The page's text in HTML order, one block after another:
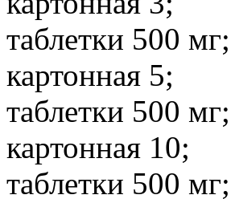
таблетки 500
картонная 5;
таблетки 500
картонная 10;
таблетки 500